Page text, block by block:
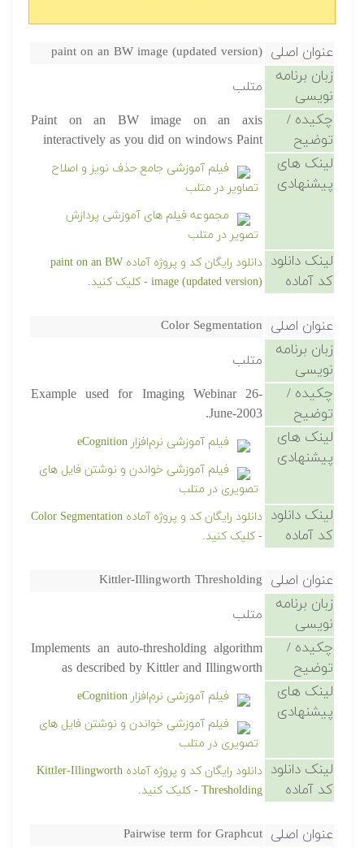
عنوان اصلی paint on an BW image (updated version)
زبان برنامه
نویسی
متلب
چکیده /
توضیح
Paint on an BW image on an axis
interactively as you did on windows Paint
لینک های
پیشنهادی
فیلم آموزشی جامع حذف نویز و اصلاح
تصاویر در متلب
مجموعه فیلم های آموزشی پردازش
تصویر در متلب
لینک دانلود
کد آماده
دانلود رایگان کد و پروژه آماده paint on an BW
image (updated version) - کلیک کنید.
عنوان اصلی Color Segmentation
زبان برنامه
نویسی
متلب
چکیده /
توضیح
Example used for Imaging Webinar 26-
June-2003.
لینک های
پیشنهادی
فیلم آموزشی نرم‌افزار eCognition
فیلم آموزشی خواندن و نوشتن فایل های
تصویری در متلب
لینک دانلود
کد آماده
دانلود رایگان کد و پروژه آماده Color Segmentation
- کلیک کنید.
عنوان اصلی Kittler-Illingworth Thresholding
زبان برنامه
نویسی
متلب
چکیده /
توضیح
Implements an auto-thresholding algorithm
as described by Kittler and Illingworth
لینک های
پیشنهادی
فیلم آموزشی نرم‌افزار eCognition
فیلم آموزشی خواندن و نوشتن فایل های
تصویری در متلب
لینک دانلود
کد آماده
دانلود رایگان کد و پروژه آماده Kittler-Illingworth
Thresholding - کلیک کنید.
عنوان اصلی Pairwise term for Graphcut